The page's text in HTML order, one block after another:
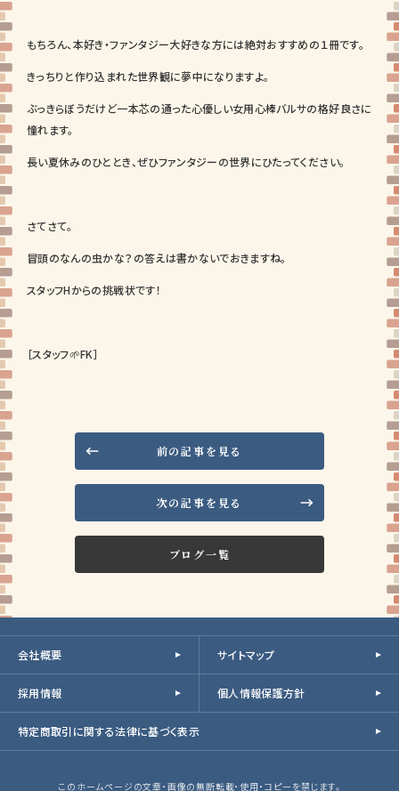
もちろん、本好き・ファンタジー大好きな方には絶対おすすめの１冊です。
きっちりと作り込まれた世界観に夢中になりますよ。
ぶっきらぼうだけど一本芯の通った心優しい女用心棒バルサの格好良さに
憧れます。
長い夏休みのひととき、ぜひファンタジーの世界にひたってください。
さてさて。
冒頭のなんの虫かな？の答えは書かないでおきますね。
スタッフHからの挑戦状です！
［スタッフ🌱FK］
前の記事を見る
ブログ一覧
次の記事を見る
会社概要 サイトマップ
採用情報 個人情報保護方針
特定商取引に関する法律に基づく表示
このホームページの文章・画像の無断転載・使用・コピーを禁じます。